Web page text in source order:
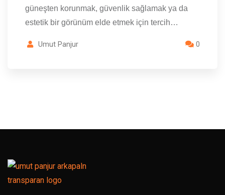
güneşten korunmak, güvenlik sağlamak ya da
estetik bir görünüm elde etmek için tercih…
Umut Panjur 0